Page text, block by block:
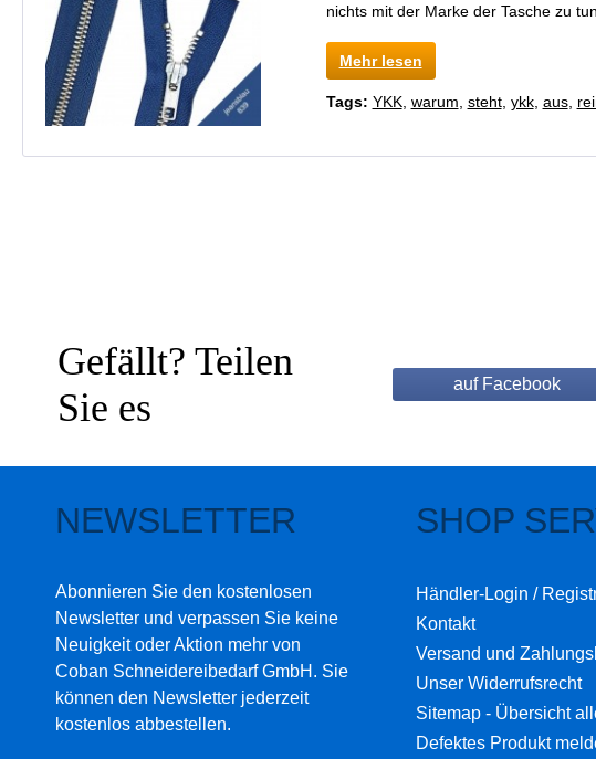
nichts mit der Marke der Tasche zu
Mehr lesen
Tags: YKK, warum steht, ykk, aus,
Gefällt? Teilen
Sie es
auf Facebook
NEWSLETTER
Abonnieren Sie den kostenlosen
Newsletter und verpassen Sie keine
Neuigkeit oder Aktion mehr von
Coban Schneidereibedarf GmbH. Sie
können den Newsletter jederzeit
kostenlos abbestellen.
SHOP
Händler-Login /
Kontakt
Versand und
Unser Widerrufsrecht
Sitemap - Übersicht
Defektes Produkt